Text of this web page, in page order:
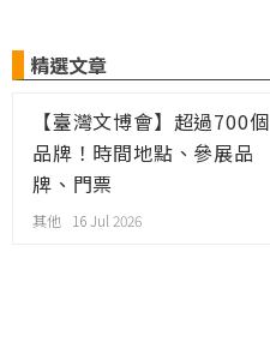
精選文章
【臺灣文博會】超過700個
品牌！時間地點、參展品
牌、門票
其他 16 Jul 2026